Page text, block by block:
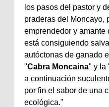
los pasos del pastor y
praderas del Moncayo,
emprendedor y amante
está consiguiendo
autóctonas de ganado
"Cabra Moncaina" y la
a continuación
por fin el sabor de una
ecológica."